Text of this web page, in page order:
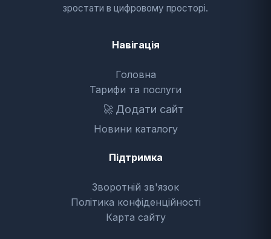
зростати в цифровому просторі.
Навігація
Головна
Тарифи та послуги
🚀Додати сайт
Новини каталогу
Підтримка
Зворотній зв'язок
Політика конфіденційності
Карта сайту